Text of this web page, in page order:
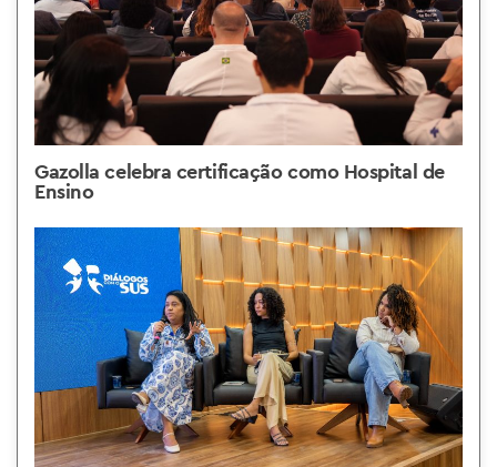
Gazolla celebra certificação como Hospital de
Ensino